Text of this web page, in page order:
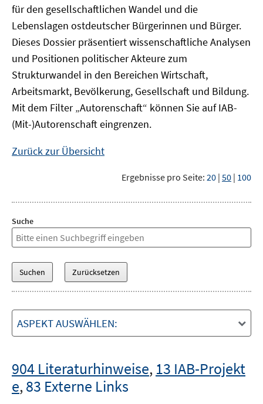
für den gesellschaftlichen Wandel und die
Lebenslagen ostdeutscher Bürgerinnen und Bürger.
Dieses Dossier präsentiert wissenschaftliche Analysen
und Positionen politischer Akteure zum
Strukturwandel in den Bereichen Wirtschaft,
Arbeitsmarkt, Bevölkerung, Gesellschaft und Bildung.
Mit dem Filter „Autorenschaft“ können Sie auf IAB-
(Mit-)Autorenschaft eingrenzen.
Zurück zur Übersicht
Ergebnisse pro Seite: 20 | 50 | 100
Suche
ASPEKT AUSWÄHLEN:
904 Literaturhinweise, 13 IAB-Projekt
e,83 Externe Links